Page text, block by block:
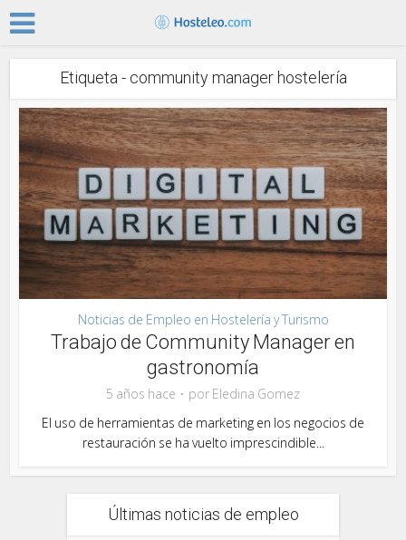
Etiqueta - community manager hostelería
Noticias de Empleo en Hostelería y Turismo
Trabajo de Community Manager en
gastronomía
5 años hace por Eledina Gomez
El uso de herramientas de marketing en los negocios de
restauración se ha vuelto imprescindible...
Últimas noticias de empleo